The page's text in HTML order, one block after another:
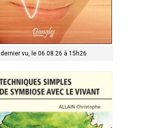
dernier vu, le 06.08.26 à 15h26